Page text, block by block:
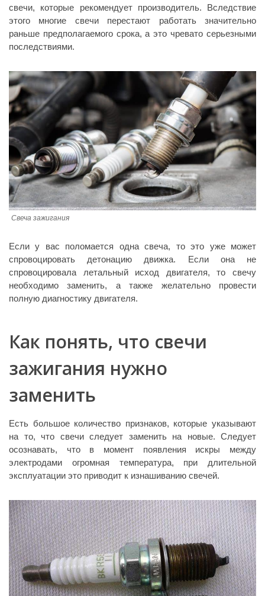
свечи, которые рекомендует производитель. Вследствие
этого многие свечи перестают работать значительно
раньше предполагаемого срока, а это чревато серьезными
последствиями.
Свеча зажигания
Если у вас поломается одна свеча, то это уже может
спровоцировать детонацию движка. Если она не
спровоцировала летальный исход двигателя, то свечу
необходимо заменить, а также желательно провести
полную диагностику двигателя.
Как понять, что свечи
зажигания нужно
заменить
Есть большое количество признаков, которые указывают
на то, что свечи следует заменить на новые. Следует
осознавать, что в момент появления искры между
электродами огромная температура, при длительной
эксплуатации это приводит к изнашиванию свечей.